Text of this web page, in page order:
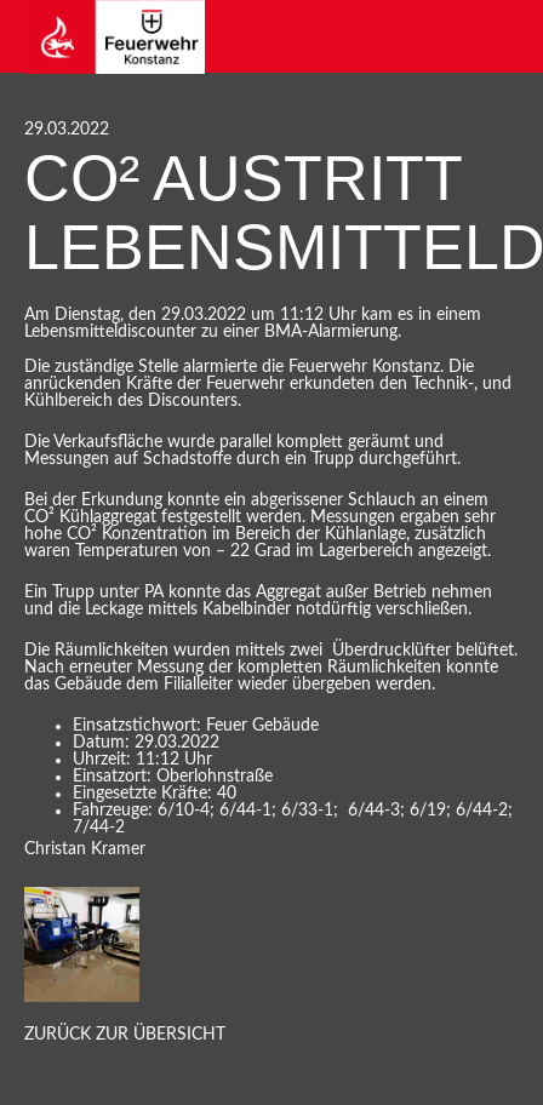
29.03.2022
CO² AUSTRITT
Am Dienstag, den 29.03.2022 um 11:12 Uhr kam es in einem
Lebensmitteldiscounter zu einer BMA-Alarmierung.
Die zuständige Stelle alarmierte die Feuerwehr Konstanz. Die
anrückenden Kräfte der Feuerwehr erkundeten den Technik-, und
Kühlbereich des Discounters.
Die Verkaufsfläche wurde parallel komplett geräumt und
Messungen auf Schadstoffe durch ein Trupp durchgeführt.
Bei der Erkundung konnte ein abgerissener Schlauch an einem
CO² Kühlaggregat festgestellt werden. Messungen ergaben sehr
hohe CO² Konzentration im Bereich der Kühlanlage, zusätzlich
waren Temperaturen von – 22 Grad im Lagerbereich angezeigt.
Ein Trupp unter PA konnte das Aggregat außer Betrieb nehmen
und die Leckage mittels Kabelbinder notdürftig verschließen.
Die Räumlichkeiten wurden mittels zwei Überdrucklüfter belüftet.
Nach erneuter Messung der kompletten Räumlichkeiten konnte
das Gebäude dem Filialleiter wieder übergeben werden.
Einsatzstichwort: Feuer Gebäude
Datum: 29.03.2022
Uhrzeit: 11:12 Uhr
Einsatzort: Oberlohnstraße
Eingesetzte Kräfte: 40
Fahrzeuge: 6/10-4; 6/44-1; 6/33-1; 6/44-3; 6/19; 6/44-2;
7/44-2
Christan Kramer
ZURÜCK ZUR ÜBERSICHT